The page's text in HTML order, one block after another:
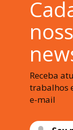
Receba
trabalhos
e-mail